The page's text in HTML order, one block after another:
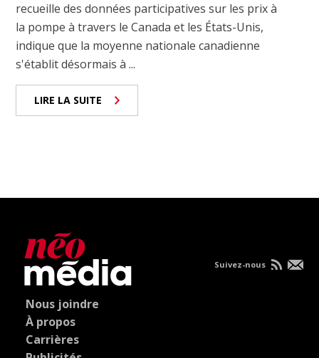
recueille des données participatives sur les prix à
la pompe à travers le Canada et les États-Unis,
indique que la moyenne nationale canadienne
s'établit désormais à ...
LIRE LA SUITE
Nous joindre
À propos
Carrières
Suivez-nous